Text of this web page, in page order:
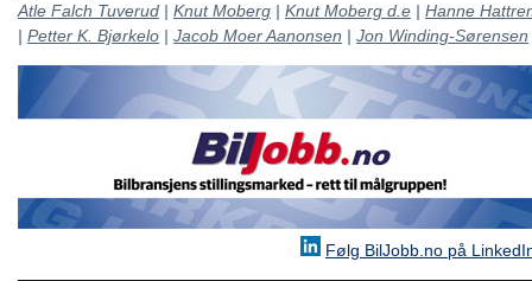
Atle Falch Tuverud | Knut Moberg | Knut Moberg d.e | Hanne
| Petter K. Bjørkelo | Jacob Moer Aanonsen | Jon Winding-Sørensen
Følg BilJobb.no på